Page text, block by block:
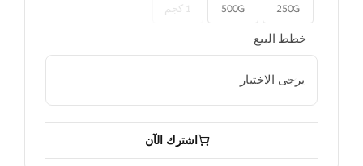
250G
500G 1 كجم
خطط البيع

اشترك الآن